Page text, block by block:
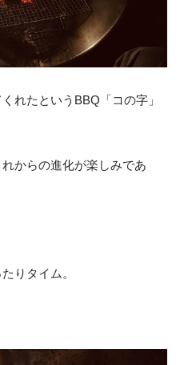
れたというBBQ「コの字」
からの進化が楽しみであ
りタイム。